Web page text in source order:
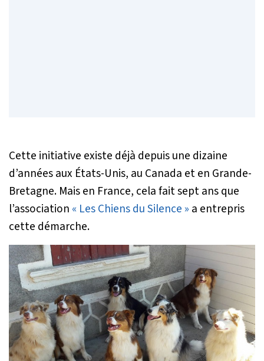
Cette initiative existe déjà depuis une dizaine
d’années aux États-Unis, au Canada et en Grande-
Bretagne. Mais en France, cela fait sept ans que
l’association « Les Chiens du Silence » a entrepris
cette démarche.